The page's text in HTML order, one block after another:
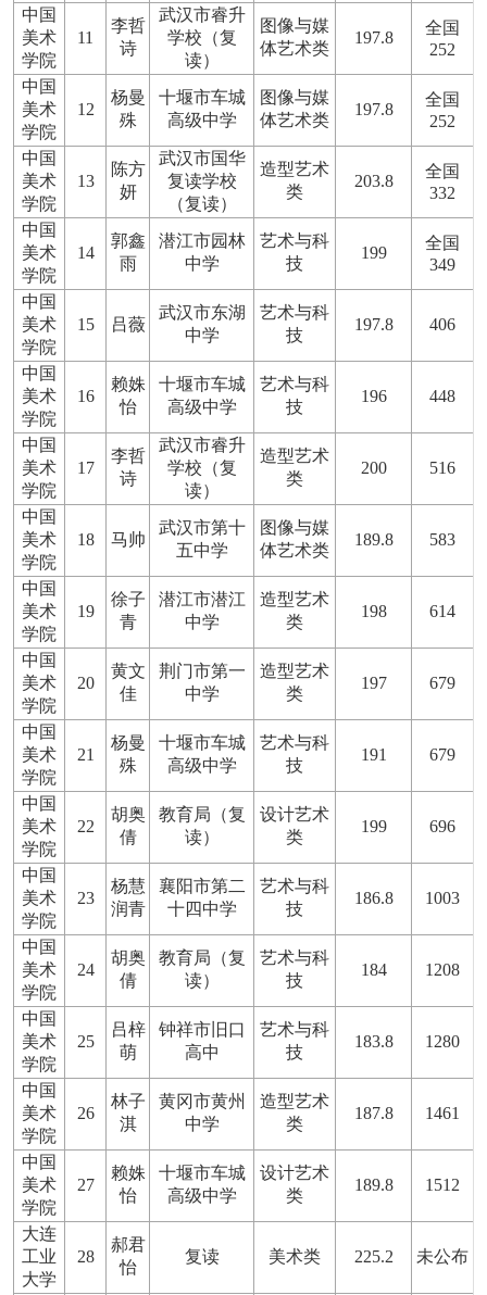
中国
美术
学院
11
李哲
诗
武汉市睿升
学校（复
读）
图像与媒
体艺术类
197.8
全国
252
中国
美术
学院
12
杨曼
殊
十堰市车城
高级中学
图像与媒
体艺术类
197.8
全国
252
中国
美术
学院
13
陈方
妍
武汉市国华
复读学校
（复读）
造型艺术
类
203.8
全国
332
中国
美术
学院
14
郭鑫
雨
潜江市园林
中学
艺术与科
技
199
全国
349
中国
美术
学院
15 吕薇
武汉市东湖
中学
艺术与科
技
197.8 406
中国
美术
学院
16
赖姝
怡
十堰市车城
高级中学
艺术与科
技
196 448
中国
美术
学院
17
李哲
诗
武汉市睿升
学校（复
读）
造型艺术
类
200 516
中国
美术
学院
18 马帅
武汉市第十
五中学
图像与媒
体艺术类
189.8 583
中国
美术
学院
19
徐子
青
潜江市潜江
中学
造型艺术
类
198 614
中国
美术
学院
20
黄文
佳
荆门市第一
中学
造型艺术
类
197 679
中国
美术
学院
21
杨曼
殊
十堰市车城
高级中学
艺术与科
技
191 679
中国
美术
学院
22
胡奥
倩
教育局（复
读）
设计艺术
类
199 696
中国
美术
学院
23
杨慧
润青
襄阳市第二
十四中学
艺术与科
技
186.8 1003
中国
美术
学院
24
胡奥
倩
教育局（复
读）
艺术与科
技
184 1208
中国
美术
学院
25
吕梓
萌
钟祥市旧口
高中
艺术与科
技
183.8 1280
中国
美术
学院
26
林子
淇
黄冈市黄州
中学
造型艺术
类
187.8 1461
中国
美术
学院
27
赖姝
怡
十堰市车城
高级中学
设计艺术
类
189.8 1512
大连
工业
大学
28
郝君
怡
复读 美术类 225.2 未公布